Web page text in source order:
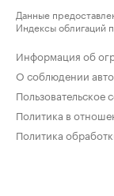
Данные
Индексы облигаций
Информация об
О соблюдении
Пользовательское
Политика в
Политика